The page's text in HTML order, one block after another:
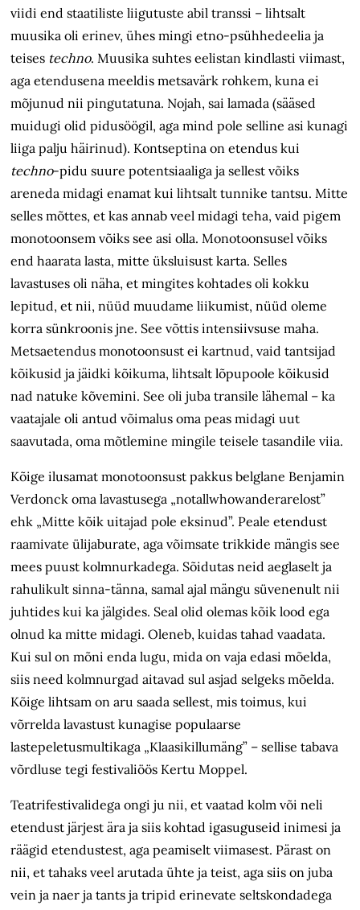
viidi end staatiliste liigutuste abil transsi – lihtsalt
muusika oli erinev, ühes mingi etno-psühhedeelia ja
teises techno. Muusika suhtes eelistan kindlasti viimast,
aga etendusena meeldis metsavärk rohkem, kuna ei
mõjunud nii pingutatuna. Nojah, sai lamada (sääsed
muidugi olid pidusöögil, aga mind pole selline asi kunagi
liiga palju häirinud). Kontseptina on etendus kui
techno-pidu suure potentsiaaliga ja sellest võiks
areneda midagi enamat kui lihtsalt tunnike tantsu. Mitte
selles mõttes, et kas annab veel midagi teha, vaid pigem
monotoonsem võiks see asi olla. Monotoonsusel võiks
end haarata lasta, mitte üksluisust karta. Selles
lavastuses oli näha, et mingites kohtades oli kokku
lepitud, et nii, nüüd muudame liikumist, nüüd oleme
korra sünkroonis jne. See võttis intensiivsuse maha.
Metsaetendus monotoonsust ei kartnud, vaid tantsijad
kõikusid ja jäidki kõikuma, lihtsalt lõpupoole kõikusid
nad natuke kõvemini. See oli juba transile lähemal – ka
vaatajale oli antud võimalus oma peas midagi uut
saavutada, oma mõtlemine mingile teisele tasandile viia.
Kõige ilusamat monotoonsust pakkus belglane Benjamin
Verdonck oma lavastusega „notallwhowanderarelost”
ehk „Mitte kõik uitajad pole eksinud”. Peale etendust
raamivate ülijaburate, aga võimsate trikkide mängis see
mees puust kolmnurkadega. Sõidutas neid aeglaselt ja
rahulikult sinna-tänna, samal ajal mängu süvenenult nii
juhtides kui ka jälgides. Seal olid olemas kõik lood ega
olnud ka mitte midagi. Oleneb, kuidas tahad vaadata.
Kui sul on mõni enda lugu, mida on vaja edasi mõelda,
siis need kolmnurgad aitavad sul asjad selgeks mõelda.
Kõige lihtsam on aru saada sellest, mis toimus, kui
võrrelda lavastust kunagise populaarse
lastepeletusmultikaga „Klaasikillumäng” – sellise tabava
võrdluse tegi festivaliöös Kertu Moppel.
Teatrifestivalidega ongi ju nii, et vaatad kolm või neli
etendust järjest ära ja siis kohtad igasuguseid inimesi ja
räägid etendustest, aga peamiselt viimasest. Pärast on
nii, et tahaks veel arutada ühte ja teist, aga siis on juba
vein ja naer ja tants ja tripid erinevate seltskondadega